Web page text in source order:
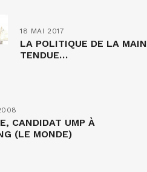
18 MAI 2017
LA POLITIQUE DE LA MAIN
TENDUE…
CANDIDAT UMP À
(LE MONDE)